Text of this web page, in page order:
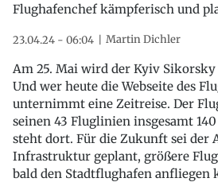
Flughafenchef kämpferisch und
23.04.24 - 06:04 Martin Dichler
Am 25. Mai wird der Kyiv
Und wer heute die Webseite des
unternimmt eine Zeitreise. Der
seinen 43 Fluglinien insgesamt
steht dort. Für die Zukunft sei der
Infrastruktur geplant, größere
bald den Stadtflughafen anfliegen